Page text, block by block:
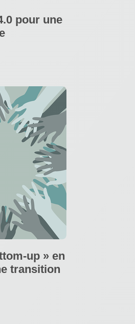
pour une
up » en
transition